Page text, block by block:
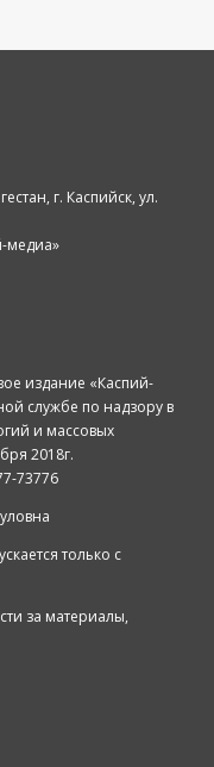
г. Каспийск, ул.
медиа»
издание «Каспий-
службе по надзору в
и массовых
2018г.
73776
только с
за материалы,